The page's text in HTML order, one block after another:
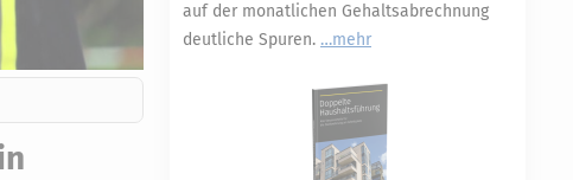
auf der monatlichen Gehaltsabrechnung
deutliche Spuren.
mehr